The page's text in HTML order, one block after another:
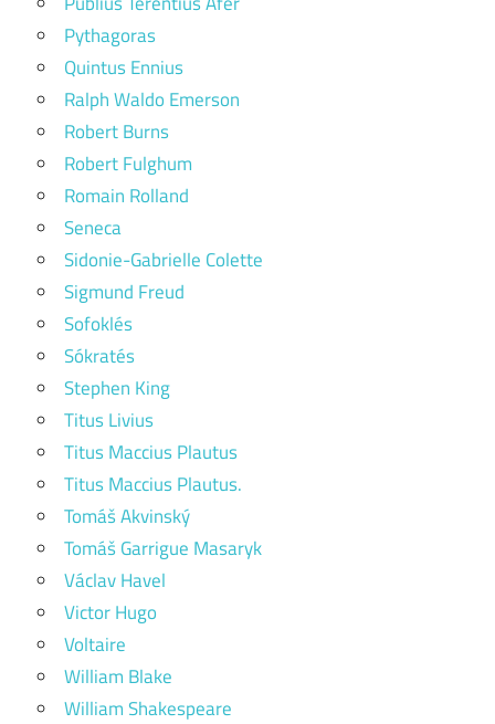
Pythagoras
Quintus Ennius
Ralph Waldo Emerson
Robert Burns
Robert Fulghum
Romain Rolland
Seneca
Sidonie-Gabrielle Colette
Sigmund Freud
Sofoklés
Sókratés
Stephen King
Titus Livius
Titus Maccius Plautus
Titus Maccius Plautus.
Tomáš Akvinský
Tomáš Garrigue Masaryk
Václav Havel
Victor Hugo
Voltaire
William Blake
William Shakespeare